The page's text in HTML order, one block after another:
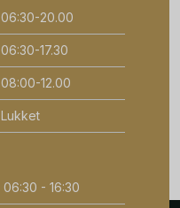
06:30-20.00
06:30-17.30
08:00-12.00
Lukket
06:30 - 16:30